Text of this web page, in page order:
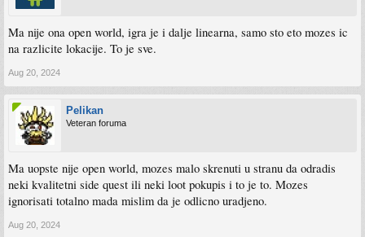
Ma nije ona open world, igra je i dalje linearna, samo sto eto mozes ic
na razlicite lokacije. To je sve.
Aug 20, 2024
Pelikan
Veteran foruma
Ma uopste nije open world, mozes malo skrenuti u stranu da odradis
neki kvalitetni side quest ili neki loot pokupis i to je to. Mozes
ignorisati totalno mada mislim da je odlicno uradjeno.
Aug 20, 2024